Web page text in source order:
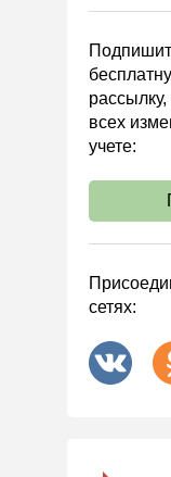
Охрана
АО
всех
учете:
сетях: